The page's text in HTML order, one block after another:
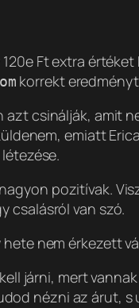
Ft extra értéket
korrekt
csinálják, amit
emiatt
pozitívak.
csalásról van szó.
nem érkezett
járni, mert
nézni az árut,